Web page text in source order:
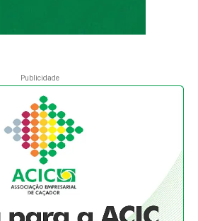
Publicidade